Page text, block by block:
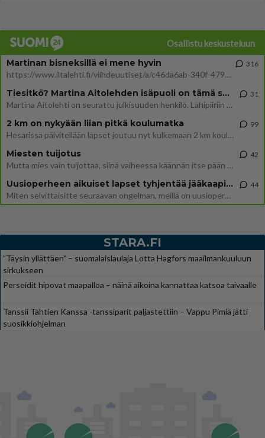
Osallistu keskusteluun
Martinan bisneksillä ei mene hyvin
https://www.iltalehti.fi/viihdeuutiset/a/c46da6ab-340f-4790-aaa7-0865eed2336 Yrityksen konkurssihakemus on tullut kärä
316
Tiesitkö? Martina Aitolehden isäpuoli on tämä suosittu laulaja
Martina Aitolehti on seurattu julkisuuden henkilö. Lähipiiriin mahtuu muitakin tunnettuja henkilöitä. Tiesitkö, että Ma
31
2 km on nykyään liian pitkä koulumatka
Hesarissa päivitellään lapset joutuu nyt kulkemaan 2 km kouluun jösses. Ruostefillarilla tuo matka menee vaikka miten äk
99
Miesten tuijotus
Mutta mies vain tuijottaa, siinä vaiheessa käännän itse pään pois. Mikä juttu? Yleensä jos joku tuijottaa tai katsoo, hä
42
Uusioperheen aikuiset lapset tyhjentää jääkaapin käydessään
Miten selvittäisitte seuraavan ongelman, meillä on uusioperhe, minulla teini-ikäiset lapset ja puolisolla aikuiset, jotk
44
STARA.FI
”Täysin yllättäen” – suomalaislaulaja Lotta Hagfors maailmankuuluun
sirkukseen
Perseidit hipovat maapalloa – näinä aikoina kannattaa katsoa taivaalle
Tanssii Tähtien Kanssa -tanssiparit paljastettiin – Vappu Pimiä jätti
suosikkiohjelman